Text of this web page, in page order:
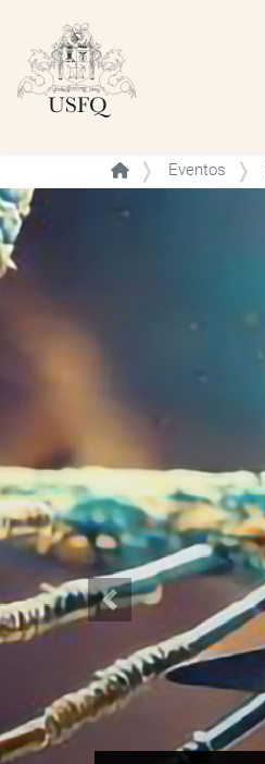
Eventos
Previous